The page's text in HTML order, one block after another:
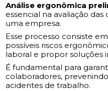
Análise ergonômica
essencial na avaliação
uma empresa.
Esse processo consiste
possíveis riscos
laboral e propor soluções
É fundamental para
colaboradores,
acidentes de trabalho.